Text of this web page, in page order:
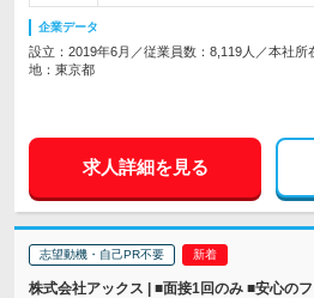
企業データ
設立：2019年6月／従業員数：8,119人／本社所
地：東京都
求人詳細を見る
志望動機・自己PR不要
株式会社アックス | ■面接1回のみ ■安心の